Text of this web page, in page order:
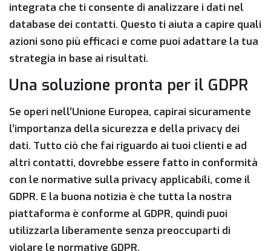
integrata che ti consente di analizzare i dati nel
database dei contatti. Questo ti aiuta a capire quali
azioni sono più efficaci e come puoi adattare la tua
strategia in base ai risultati.
Una soluzione pronta per il GDPR
Se operi nell’Unione Europea, capirai sicuramente
l’importanza della sicurezza e della privacy dei
dati. Tutto ciò che fai riguardo ai tuoi clienti e ad
altri contatti, dovrebbe essere fatto in conformità
con le normative sulla privacy applicabili, come il
GDPR. E la buona notizia è che tutta la nostra
piattaforma è conforme al GDPR, quindi puoi
utilizzarla liberamente senza preoccuparti di
violare le normative GDPR.